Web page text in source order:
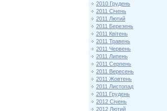
2010 Грудень
2011 Січень
2011 Лютий
2011 Березень
2011 Квітень
2011 Травень
2011 Червень
2011 Липень
2011 Серпень
2011 Вересень
2011 Жовтень
2011 Листопад
2011 Грудень
2012 Січень
2012 Лютий